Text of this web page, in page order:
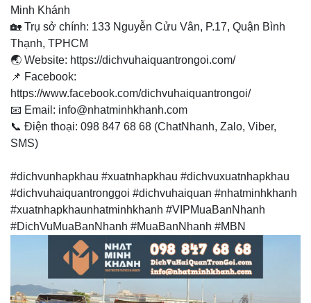
Minh Khánh
🏡 Trụ sở chính: 133 Nguyễn Cửu Vân, P.17, Quận Bình
Thạnh, TPHCM
🌏 Website: https://dichvuhaiquantrongoi.com/
📌 Facebook:
https://www.facebook.com/dichvuhaiquantrongoi/
📧 Email: info@nhatminhkhanh.com
📞 Điện thoại: 098 847 68 68 (ChatNhanh, Zalo, Viber,
SMS)
#dichvunhapkhau #xuatnhapkhau #dichvuxuatnhapkhau
#dichvuhaiquantronggoi #dichvuhaiquan #nhatminhkhanh
#xuatnhapkhaunhatminhkhanh #VIPMuaBanNhanh
#DichVuMuaBanNhanh #MuaBanNhanh #MBN